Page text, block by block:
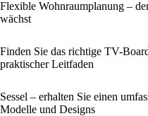
Flexible Wohnraumplanung –
wächst
Finden Sie das richtige TV-
praktischer Leitfaden
Sessel – erhalten Sie einen
Modelle und Designs